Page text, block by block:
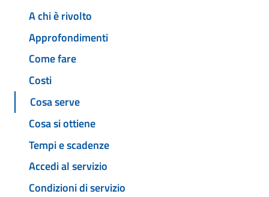
A chi è rivolto
Approfondimenti
Come fare
Costi
Cosa serve
Cosa si ottiene
Tempi e scadenze
Accedi al servizio
Condizioni di servizio